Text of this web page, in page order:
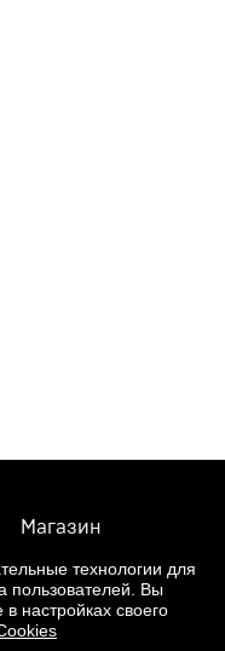
Магазин
музейтехнологии для
пользователей. Вы
настройках своего